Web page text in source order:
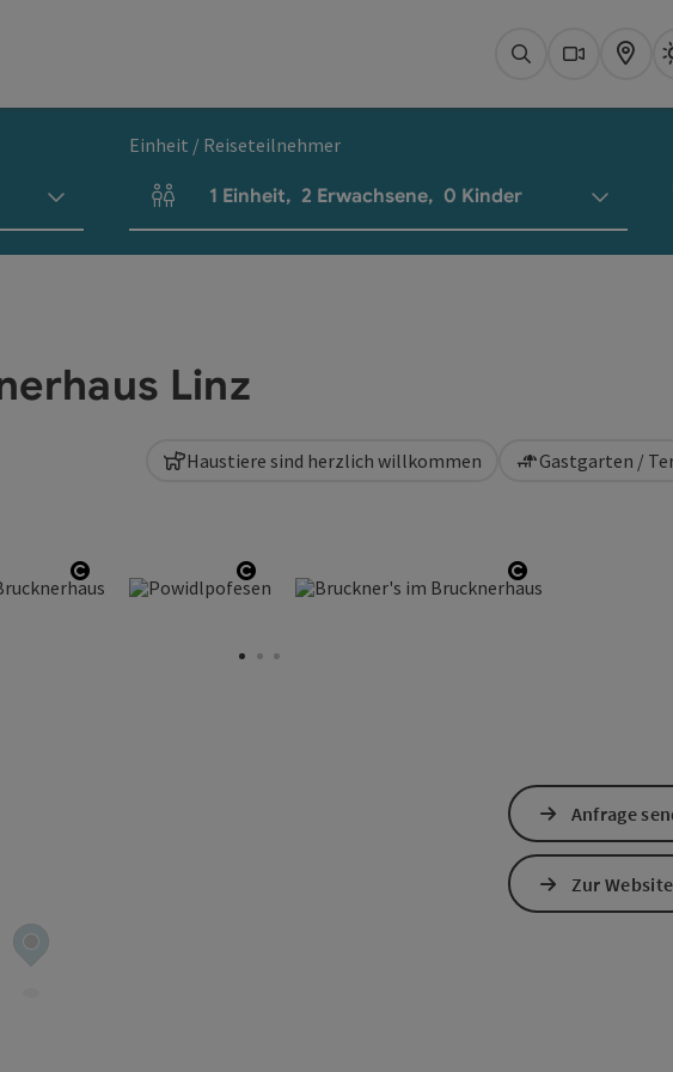
SuchenWebcams
Einheit / Reiseteilnehmer
Einheitenanzahl und Personenfelder
1 Einheit, 2 Erwachsene, 0 Kinder
Linz
Copyright öffnenCopyright öffnen Copyright öffnen
Haustiere sind herzlich willkommen Gastgarten /
Anfrage
Zur Website